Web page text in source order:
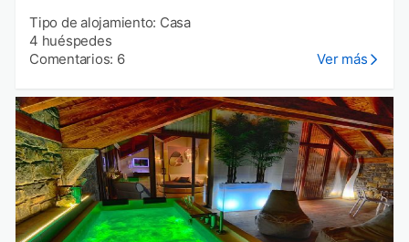
Tipo de alojamiento: Casa
4 huéspedes
Comentarios: 6
Ver más